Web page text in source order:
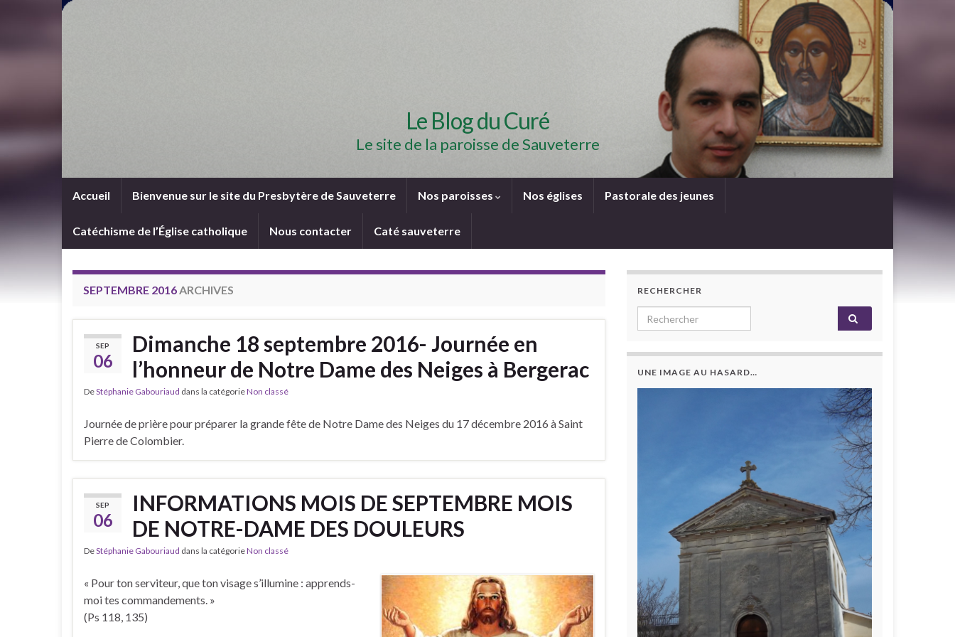
Le Blog du Curé
Le site de la paroisse de Sauveterre
Accueil Bienvenue sur le site du Presbytère de Sauveterre Nos paroisses Nos églises Pastorale des jeunes
Catéchisme de l’Église catholique Nous contacter Caté sauveterre
SEPTEMBRE 2016ARCHIVES
SEP
06
Dimanche 18 septembre 2016- Journée en
l’honneur de Notre Dame des Neiges à Bergerac
DeStéphanie Gabouriaud dans la catégorieNon classé
Journée de prière pour préparer la grande fête de Notre Dame des Neiges du 17 décembre 2016 à Saint
Pierre de Colombier.
SEP
06
INFORMATIONS MOIS DE SEPTEMBRE MOIS
DE NOTRE-DAME DES DOULEURS
DeStéphanie Gabouriaud dans la catégorieNon classé
« Pour ton serviteur, que ton visage s’illumine : apprends-
moi tes commandements. »
(Ps 118, 135)
RECHERCHER
Search for:
UNE IMAGE AU HASARD…